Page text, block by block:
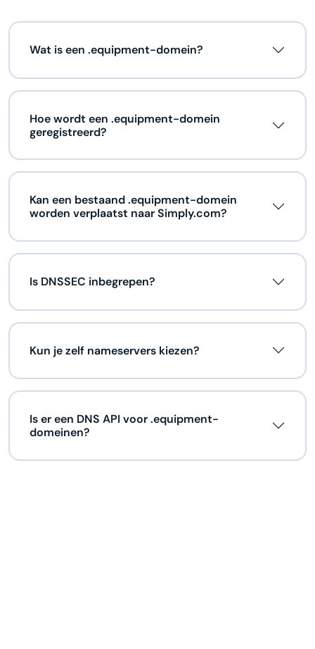
Wat is een .equipment-domein?
Hoe wordt een .equipment-domein
geregistreerd?
Kan een bestaand .equipment-domein
worden verplaatst naar Simply.com?
Is DNSSEC inbegrepen?
Kun je zelf nameservers kiezen?
Is er een DNS API voor .equipment-
domeinen?